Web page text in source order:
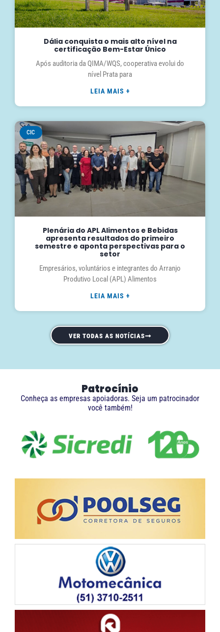
Dália conquista o mais alto nível na
certificação Bem-Estar Único
Após auditoria da QIMA/WQS, cooperativa evolui do
nível Prata para
LEIA MAIS +
CIC
Plenária do APL Alimentos e Bebidas
apresenta resultados do primeiro
semestre e aponta perspectivas para o
setor
Empresários, voluntários e integrantes do Arranjo
Produtivo Local (APL) Alimentos
LEIA MAIS +
VER TODAS AS NOTÍCIAS
Patrocínio
Conheça as empresas apoiadoras. Seja um patrocinador
você também!